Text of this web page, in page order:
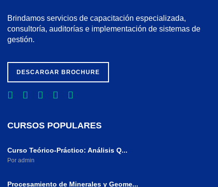
Brindamos servicios de capacitación especializada,
consultoría, auditorías e implementación de sistemas de
gestión.
DESCARGAR BROCHURE
CURSOS POPULARES
Curso Teórico-Práctico: Análisis Q...
Por admin
Procesamiento de Minerales y Geome...